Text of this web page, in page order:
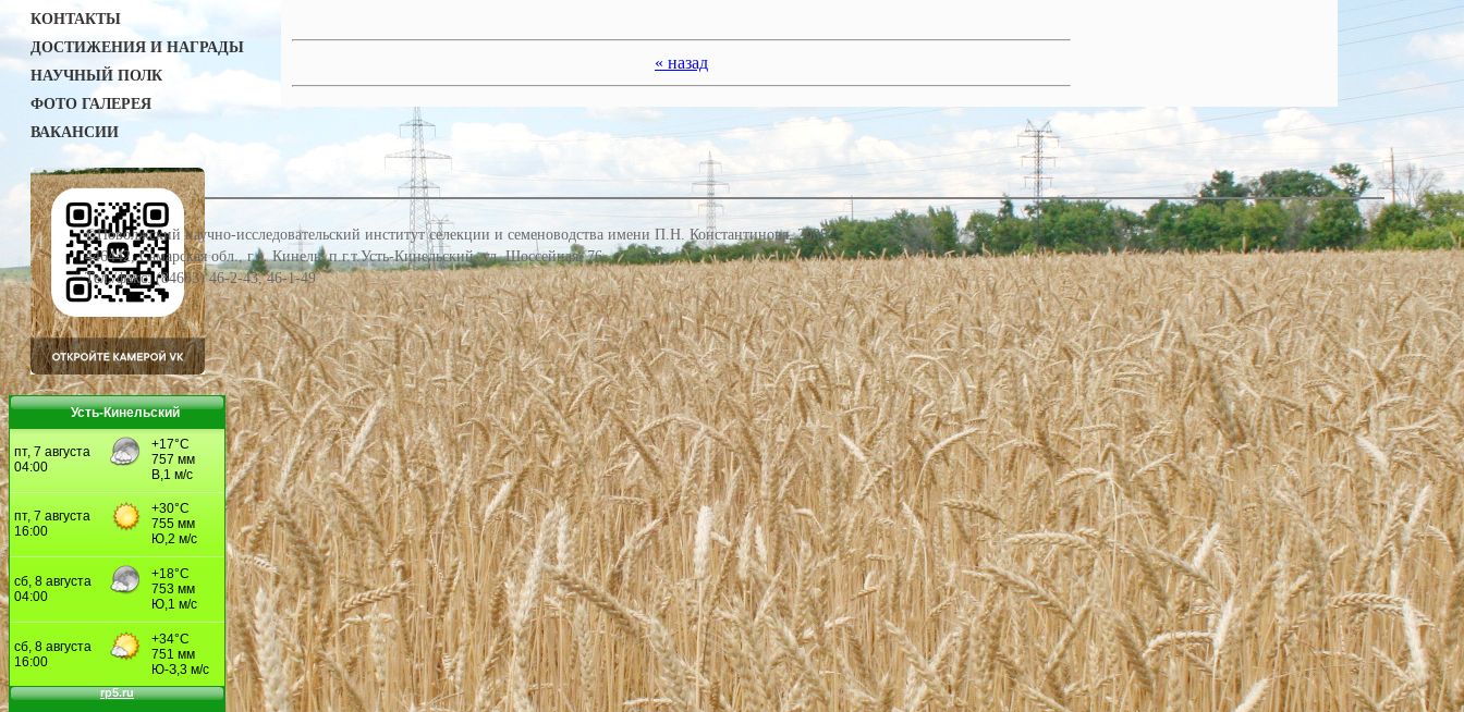
КОНТАКТЫ
ДОСТИЖЕНИЯ И НАГРАДЫ
НАУЧНЫЙ ПОЛК
ФОТО ГАЛЕРЕЯ
ВАКАНСИИ
Усть-Кинельский
« назад
©Поволжский научно-исследовательский институт селекции и семеноводства имени П.Н. Константинова, 2008
446442, Самарская обл., г.о. Кинель, п.г.т.Усть-Кинельский, ул. Шоссейная, 76
Тел./факс: (84663) 46-2-43, 46-1-49